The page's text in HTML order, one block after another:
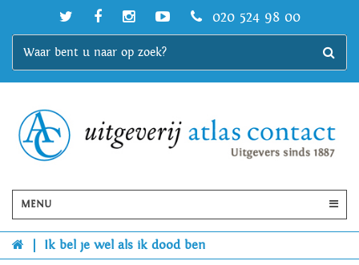
020 524 98 00
MENU
Ik bel je wel als ik dood ben